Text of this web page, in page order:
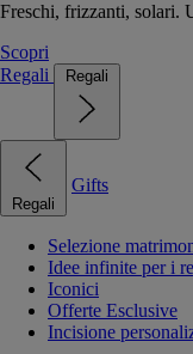
Freschi, frizzanti, solari.
Scopri
Regali
Regali
Regali
Gifts
Selezione
Idee infinite per i
Iconici
Offerte Esclusive
Incisione